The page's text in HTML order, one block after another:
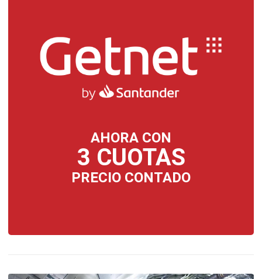
AHORA CON
3 CUOTAS
PRECIO CONTADO